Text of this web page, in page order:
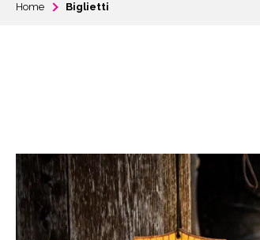
Home Biglietti